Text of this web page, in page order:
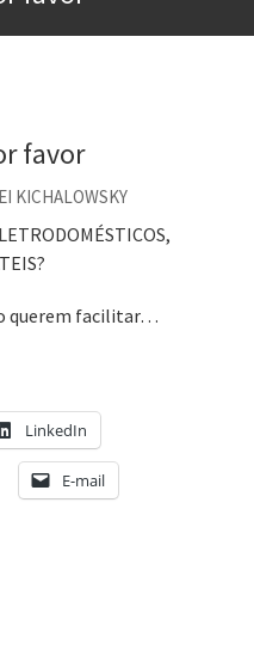
não é a resposta
favor
KICHALOWSKY
querem facilitar…
LinkedIn
E-mail